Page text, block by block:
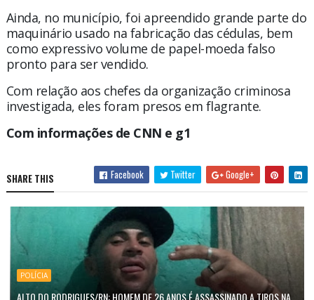
Ainda, no município, foi apreendido grande parte do
maquinário usado na fabricação das cédulas, bem
como expressivo volume de papel-moeda falso
pronto para ser vendido.
Com relação aos chefes da organização criminosa
investigada, eles foram presos em flagrante.
Com informações de CNN e g1
SHARE THIS Facebook Twitter Google+
POLÍCIA
ALTO DO RODRIGUES/RN: HOMEM DE 26 ANOS É ASSASSINADO A TIROS NA